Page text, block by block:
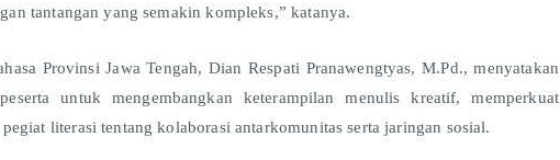
tantangan yang semakin kompleks,” katanya.
Provinsi Jawa Tengah, Dian Respati Pranawengtyas, M.Pd., menyatakan
untuk mengembangkan keterampilan menulis kreatif, memperkuat
literasi tentang kolaborasi antarkomunitas serta jaringan sosial.